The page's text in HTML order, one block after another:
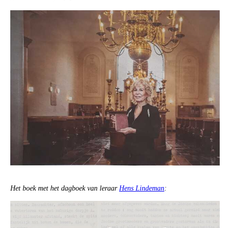
Het boek met het dagboek van leraar Hens Lindeman: